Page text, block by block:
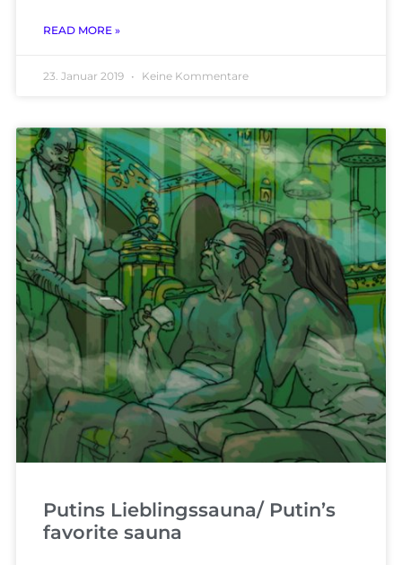
READ MORE »
23. Januar 2019 Keine Kommentare
Putins Lieblingssauna/ Putin’s
favorite sauna